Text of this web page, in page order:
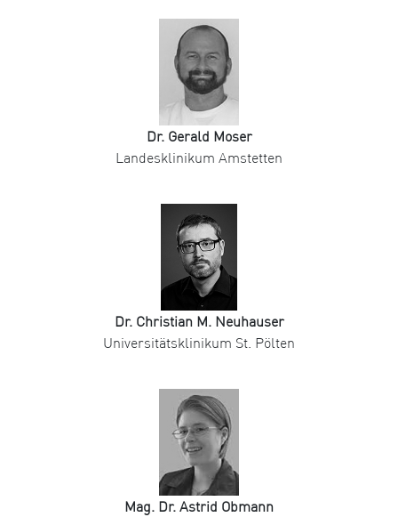
Dr. Gerald Moser
Landesklinikum Amstetten
Dr. Christian M. Neuhauser
Universitätsklinikum St. Pölten
Mag. Dr. Astrid Obmann